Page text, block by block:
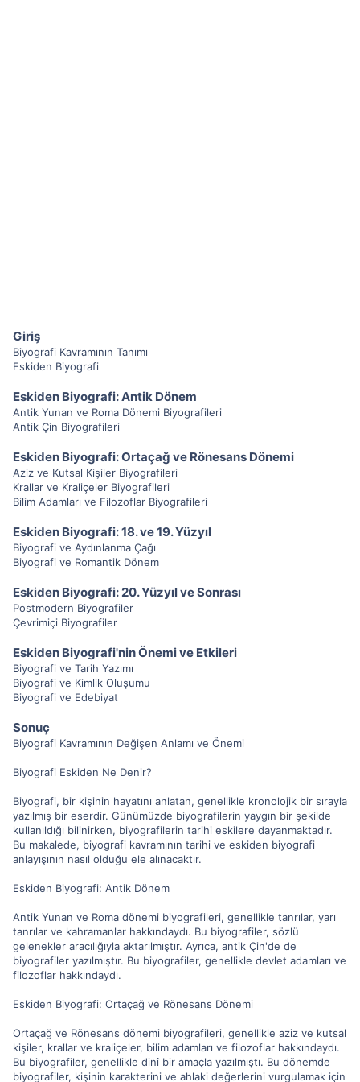
Giriş
Biyografi Kavramının Tanımı
Eskiden Biyografi
Eskiden Biyografi: Antik Dönem
Antik Yunan ve Roma Dönemi Biyografileri
Antik Çin Biyografileri
Eskiden Biyografi: Ortaçağ ve Rönesans Dönemi
Aziz ve Kutsal Kişiler Biyografileri
Krallar ve Kraliçeler Biyografileri
Bilim Adamları ve Filozoflar Biyografileri
Eskiden Biyografi: 18. ve 19. Yüzyıl
Biyografi ve Aydınlanma Çağı
Biyografi ve Romantik Dönem
Eskiden Biyografi: 20. Yüzyıl ve Sonrası
Postmodern Biyografiler
Çevrimiçi Biyografiler
Eskiden Biyografi'nin Önemi ve Etkileri
Biyografi ve Tarih Yazımı
Biyografi ve Kimlik Oluşumu
Biyografi ve Edebiyat
Sonuç
Biyografi Kavramının Değişen Anlamı ve Önemi
Biyografi Eskiden Ne Denir?
Biyografi, bir kişinin hayatını anlatan, genellikle kronolojik bir sırayla
yazılmış bir eserdir. Günümüzde biyografilerin yaygın bir şekilde
kullanıldığı bilinirken, biyografilerin tarihi eskilere dayanmaktadır.
Bu makalede, biyografi kavramının tarihi ve eskiden biyografi
anlayışının nasıl olduğu ele alınacaktır.
Eskiden Biyografi: Antik Dönem
Antik Yunan ve Roma dönemi biyografileri, genellikle tanrılar, yarı
tanrılar ve kahramanlar hakkındaydı. Bu biyografiler, sözlü
gelenekler aracılığıyla aktarılmıştır. Ayrıca, antik Çin'de de
biyografiler yazılmıştır. Bu biyografiler, genellikle devlet adamları ve
filozoflar hakkındaydı.
Eskiden Biyografi: Ortaçağ ve Rönesans Dönemi
Ortaçağ ve Rönesans dönemi biyografileri, genellikle aziz ve kutsal
kişiler, krallar ve kraliçeler, bilim adamları ve filozoflar hakkındaydı.
Bu biyografiler, genellikle dinî bir amaçla yazılmıştı. Bu dönemde
biyografiler, kişinin karakterini ve ahlaki değerlerini vurgulamak için